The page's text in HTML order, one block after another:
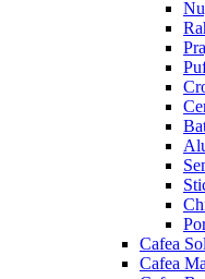
Cafea
Cafea